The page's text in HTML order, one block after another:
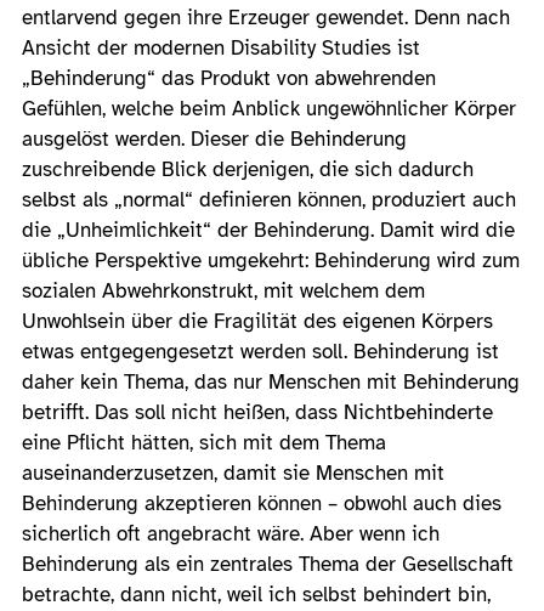
entlarvend gegen ihre Erzeuger gewendet. Denn nach
Ansicht der modernen Disability Studies ist
„Behinderung“ das Produkt von abwehrenden
Gefühlen, welche beim Anblick ungewöhnlicher Körper
ausgelöst werden. Dieser die Behinderung
zuschreibende Blick derjenigen, die sich dadurch
selbst als „normal“ definieren können, produziert auch
die „Unheimlichkeit“ der Behinderung. Damit wird die
übliche Perspektive umgekehrt: Behinderung wird zum
sozialen Abwehrkonstrukt, mit welchem dem
Unwohlsein über die Fragilität des eigenen Körpers
etwas entgegengesetzt werden soll. Behinderung ist
daher kein Thema, das nur Menschen mit Behinderung
betrifft. Das soll nicht heißen, dass Nichtbehinderte
eine Pflicht hätten, sich mit dem Thema
auseinanderzusetzen, damit sie Menschen mit
Behinderung akzeptieren können – obwohl auch dies
sicherlich oft angebracht wäre. Aber wenn ich
Behinderung als ein zentrales Thema der Gesellschaft
betrachte, dann nicht, weil ich selbst behindert bin,